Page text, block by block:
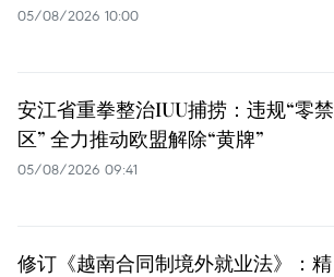
05/08/2026 10:00
安江省重拳整治IUU捕捞：违规“零禁
区” 全力推动欧盟解除“黄牌”
05/08/2026 09:41
修订《越南合同制境外就业法》：精